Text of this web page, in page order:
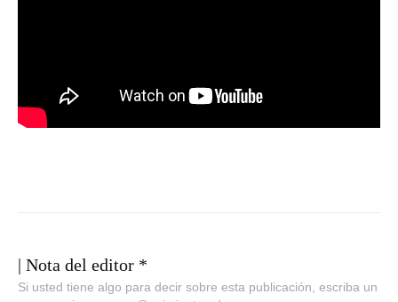
| Nota del editor *
Si usted tiene algo para decir sobre esta publicación, escriba un